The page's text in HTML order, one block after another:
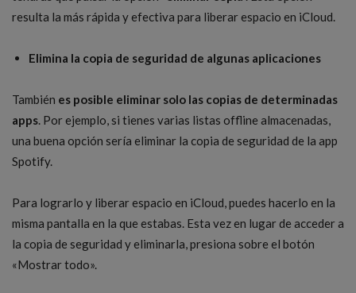
resulta la más rápida y efectiva para liberar espacio en iCloud.
Elimina la copia de seguridad de algunas aplicaciones
También es posible eliminar solo las copias de determinadas
apps. Por ejemplo, si tienes varias listas offline almacenadas,
una buena opción sería eliminar la copia de seguridad de la app
Spotify.
Para lograrlo y liberar espacio en iCloud, puedes hacerlo en la
misma pantalla en la que estabas. Esta vez en lugar de acceder a
la copia de seguridad y eliminarla, presiona sobre el botón
«Mostrar todo».